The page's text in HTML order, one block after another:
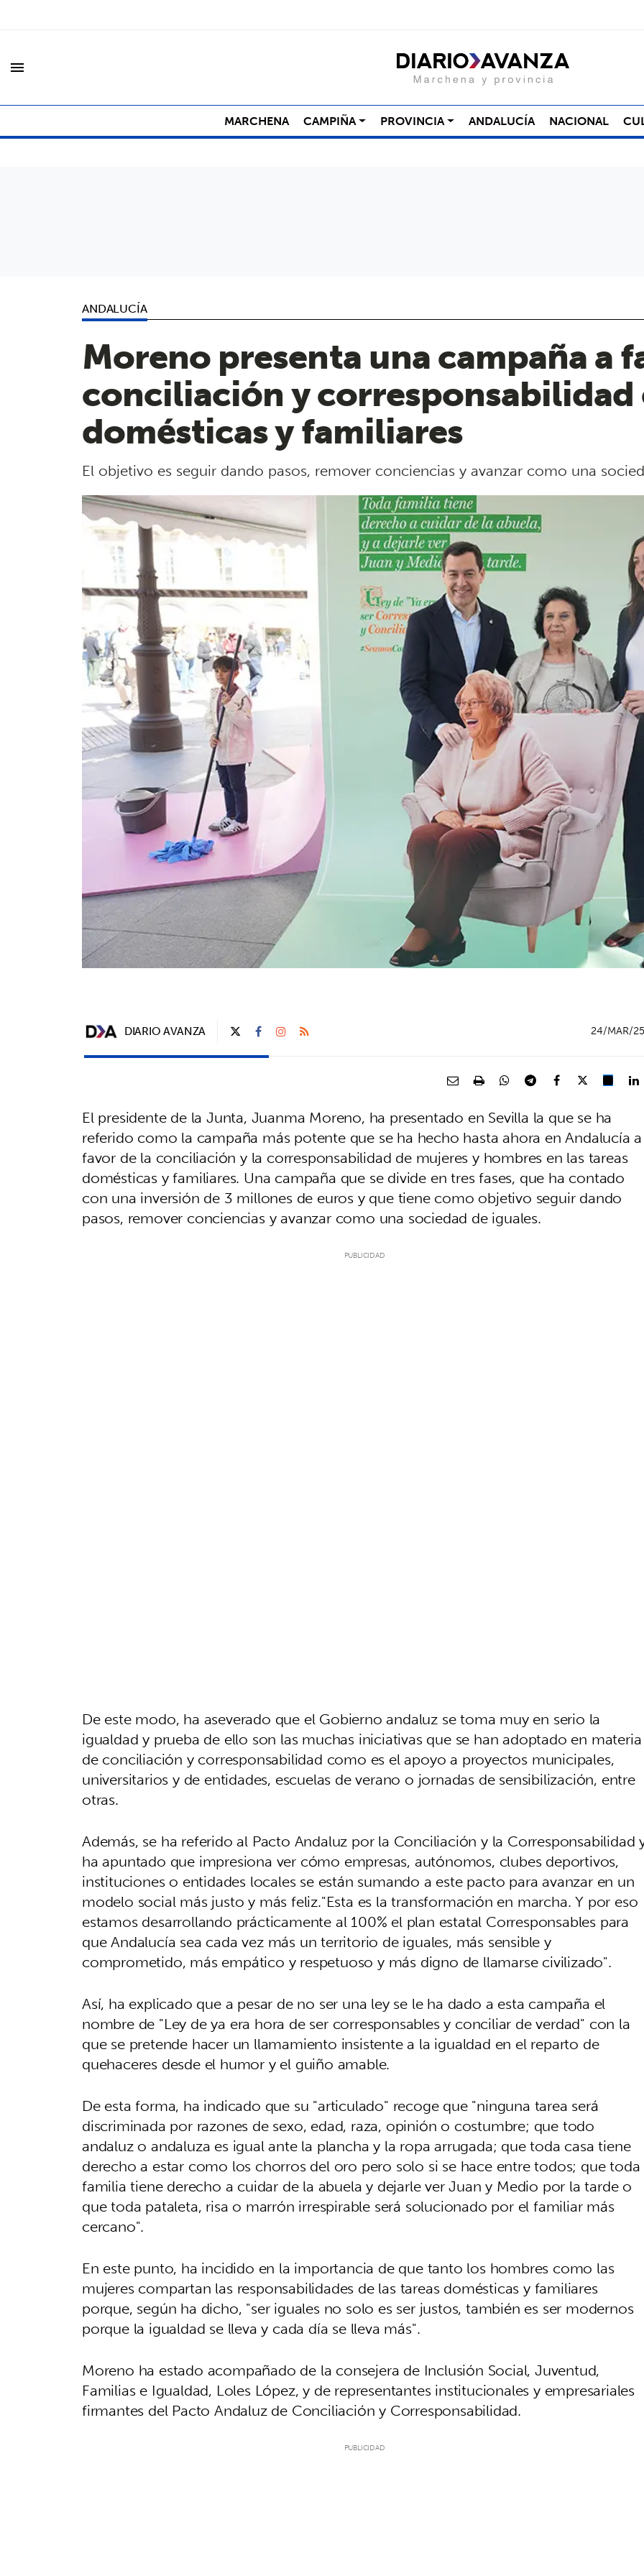
menu
MARCHENA CAMPIÑA PROVINCIA ANDALUCÍA NACIONAL
ANDALUCÍA
Moreno presenta una campaña a
conciliación y corresponsabilidad
domésticas y familiares
El objetivo es seguir dando pasos, remover conciencias y avanzar como una
DIARIO AVANZA 24/MAR/25
El presidente de la Junta, Juanma Moreno, ha presentado en Sevilla la que se ha
referido como la campaña más potente que se ha hecho hasta ahora en Andalucía a
favor de la conciliación y la corresponsabilidad de mujeres y hombres en las tareas
domésticas y familiares. Una campaña que se divide en tres fases, que ha contado
con una inversión de 3 millones de euros y que tiene como objetivo seguir dando
pasos, remover conciencias y avanzar como una sociedad de iguales.
De este modo, ha aseverado que el Gobierno andaluz se toma muy en serio la
igualdad y prueba de ello son las muchas iniciativas que se han adoptado en materia
de conciliación y corresponsabilidad como es el apoyo a proyectos municipales,
universitarios y de entidades, escuelas de verano o jornadas de sensibilización, entre
otras.
Además, se ha referido al Pacto Andaluz por la Conciliación y la Corresponsabilidad
ha apuntado que impresiona ver cómo empresas, autónomos, clubes deportivos,
instituciones o entidades locales se están sumando a este pacto para avanzar en un
modelo social más justo y más feliz."Esta es la transformación en marcha. Y por eso
estamos desarrollando prácticamente al 100% el plan estatal Corresponsables para
que Andalucía sea cada vez más un territorio de iguales, más sensible y
comprometido, más empático y respetuoso y más digno de llamarse civilizado".
Así, ha explicado que a pesar de no ser una ley se le ha dado a esta campaña el
nombre de "Ley de ya era hora de ser corresponsables y conciliar de verdad" con la
que se pretende hacer un llamamiento insistente a la igualdad en el reparto de
quehaceres desde el humor y el guiño amable.
De esta forma, ha indicado que su "articulado" recoge que "ninguna tarea será
discriminada por razones de sexo, edad, raza, opinión o costumbre; que todo
andaluz o andaluza es igual ante la plancha y la ropa arrugada; que toda casa tiene
derecho a estar como los chorros del oro pero solo si se hace entre todos; que toda
familia tiene derecho a cuidar de la abuela y dejarle ver Juan y Medio por la tarde o
que toda pataleta, risa o marrón irrespirable será solucionado por el familiar más
cercano".
En este punto, ha incidido en la importancia de que tanto los hombres como las
mujeres compartan las responsabilidades de las tareas domésticas y familiares
porque, según ha dicho, "ser iguales no solo es ser justos, también es ser modernos
porque la igualdad se lleva y cada día se lleva más".
Moreno ha estado acompañado de la consejera de Inclusión Social, Juventud,
Familias e Igualdad, Loles López, y de representantes institucionales y empresariales
firmantes del Pacto Andaluz de Conciliación y Corresponsabilidad.